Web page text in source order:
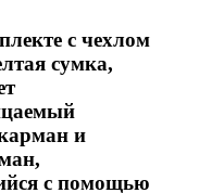
с чехлом
сумка,
и
с помощью